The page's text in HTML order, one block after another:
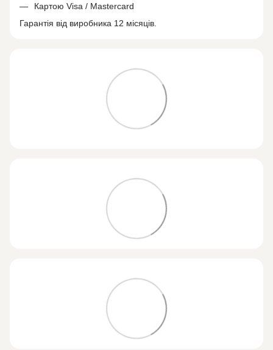
Картою Visa / Mastercard
Гарантія від виробника 12 місяців.